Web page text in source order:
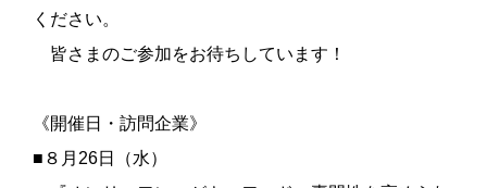
ください。
皆さまのご参加をお待ちしています！
《開催日・訪問企業》
■８月26日（水）